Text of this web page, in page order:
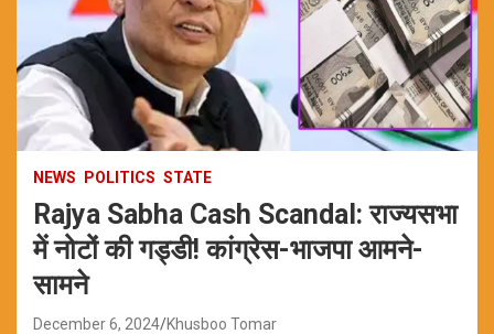
NEWS POLITICS STATE
Rajya Sabha Cash Scandal: राज्यसभा
में नोटों की गड्डी! कांग्रेस-भाजपा आमने-
सामने
December 6, 2024 Khusboo Tomar